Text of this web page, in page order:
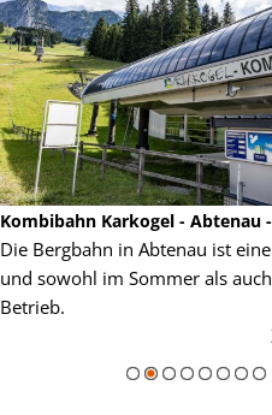
Kombibahn Karkogel - Abtenau
Die Bergbahn in Abtenau ist
und sowohl im Sommer als
Betrieb.